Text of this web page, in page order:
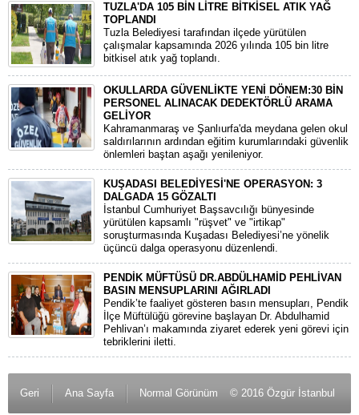
TUZLA'DA 105 BİN LİTRE BİTKİSEL ATIK YAĞ
TOPLANDI
Tuzla Belediyesi tarafından ilçede yürütülen
çalışmalar kapsamında 2026 yılında 105 bin litre
bitkisel atık yağ toplandı.
OKULLARDA GÜVENLİKTE YENİ DÖNEM:30 BİN
PERSONEL ALINACAK DEDEKTÖRLÜ ARAMA
GELİYOR
​Kahramanmaraş ve Şanlıurfa'da meydana gelen okul
saldırılarının ardından eğitim kurumlarındaki güvenlik
önlemleri baştan aşağı yenileniyor.
KUŞADASI BELEDİYESİ'NE OPERASYON: 3
DALGADA 15 GÖZALTI
​İstanbul Cumhuriyet Başsavcılığı bünyesinde
yürütülen kapsamlı "rüşvet" ve "irtikap"
soruşturmasında Kuşadası Belediyesi’ne yönelik
üçüncü dalga operasyonu düzenlendi.
PENDİK MÜFTÜSÜ DR.ABDÜLHAMİD PEHLİVAN
BASIN MENSUPLARINI AĞIRLADI
​Pendik’te faaliyet gösteren basın mensupları, Pendik
İlçe Müftülüğü görevine başlayan Dr. Abdulhamid
Pehlivan’ı makamında ziyaret ederek yeni görevi için
tebriklerini iletti.
Geri Ana Sayfa Normal Görünüm © 2016 Özgür İstanbul